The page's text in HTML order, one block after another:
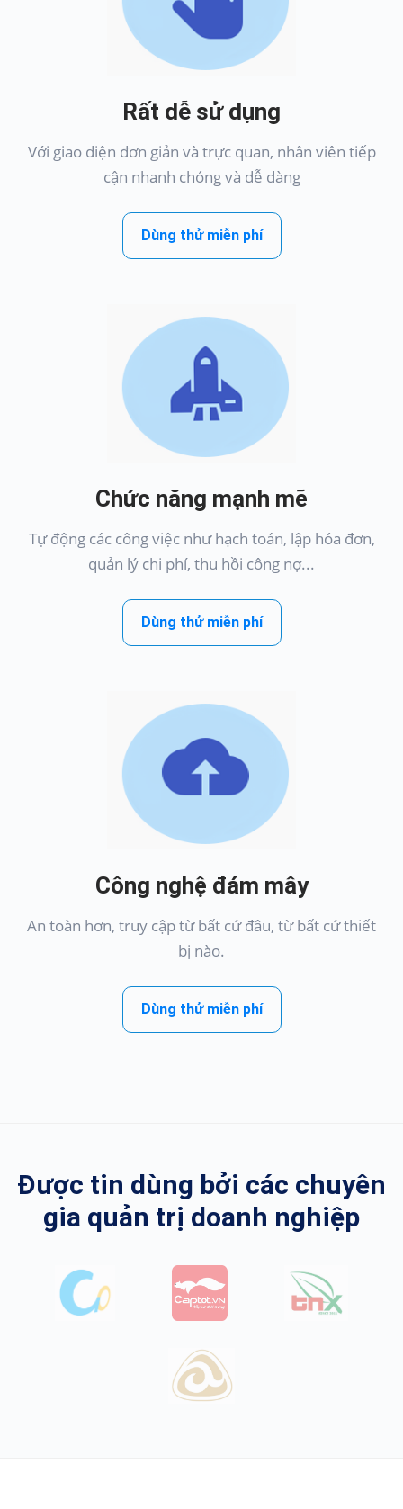
Rất dễ sử dụng
Với giao diện đơn giản và trực quan, nhân viên tiếp
cận nhanh chóng và dễ dàng
Dùng thử miễn phí
Chức năng mạnh mẽ
Tự động các công việc như hạch toán, lập hóa đơn,
quản lý chi phí, thu hồi công nợ...
Dùng thử miễn phí
Công nghệ đám mây
An toàn hơn, truy cập từ bất cứ đâu, từ bất cứ thiết
bị nào.
Dùng thử miễn phí
Được tin dùng bởi các chuyên
gia quản trị doanh nghiệp